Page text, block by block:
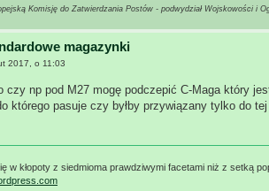
Komisję do Zatwierdzania Postów - podwydział Wojskowości i
magazynki
2017, o 11:03
czy np pod M27 mogę podczepić C-Maga który
którego pasuje czy byłby przywiązany tylko do
w kłopoty z siedmioma prawdziwymi facetami niż z setką